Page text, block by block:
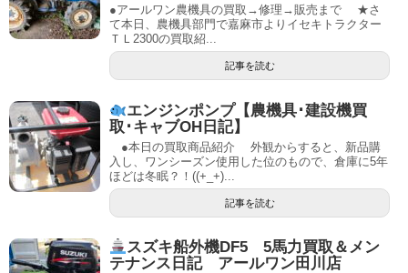
●アールワン農機具の買取→修理→販売まで ★さ
て本日、農機具部門で嘉麻市よりイセキトラクター
ＴＬ2300の買取紹...
記事を読む
エンジンポンプ【農機具･建設機買
取･キャブOH日記】
●本日の買取商品紹介 外観からすると、新品購
入し、ワンシーズン使用した位のもので、倉庫に5年
ほどは冬眠？！((+_+)...
記事を読む
スズキ船外機DF5 5馬力買取＆メン
テナンス日記 アールワン田川店